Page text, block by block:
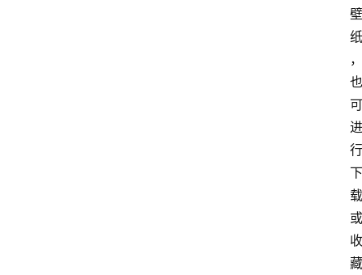
壁
纸
，
也
可
进
行
下
载
或
收
藏